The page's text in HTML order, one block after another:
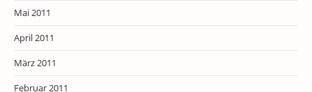
Mai 2011
April 2011
März 2011
Februar 2011